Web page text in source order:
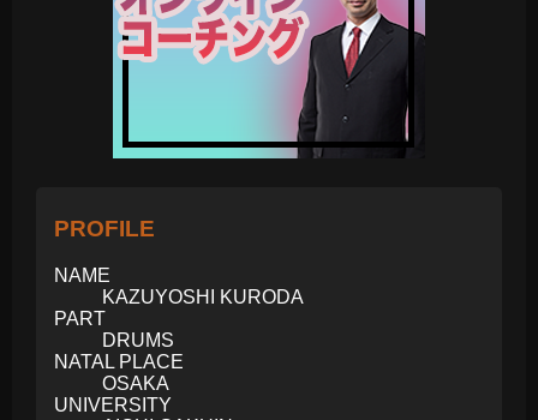
PROFILE
NAME
KAZUYOSHI KURODA
PART
DRUMS
NATAL PLACE
OSAKA
UNIVERSITY